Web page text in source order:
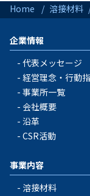
Home 溶接材料
企業情報
代表メッセージ
経営理念・行動
事業所一覧
会社概要
沿革
CSR活動
事業内容
溶接材料